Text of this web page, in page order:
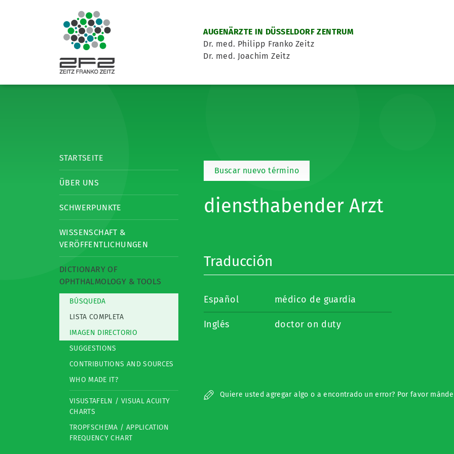
AUGENÄRZTE IN DÜSSELDORF ZENTRUM
Dr. med. Philipp Franko Zeitz
Dr. med. Joachim Zeitz
STARTSEITE
ÜBER UNS
SCHWERPUNKTE
WISSENSCHAFT &
VERÖFFENTLICHUNGEN
DICTIONARY OF
OPHTHALMOLOGY & TOOLS
BÚSQUEDA
LISTA COMPLETA
IMAGEN DIRECTORIO
SUGGESTIONS
CONTRIBUTIONS AND SOURCES
WHO MADE IT?
VISUSTAFELN / VISUAL ACUITY
CHARTS
TROPFSCHEMA / APPLICATION
FREQUENCY CHART
Buscar nuevo término
diensthabender Arzt
Traducción
Español médico de guardia
Inglés doctor on duty
Quiere usted agregar algo o a encontrado un error? Por favor